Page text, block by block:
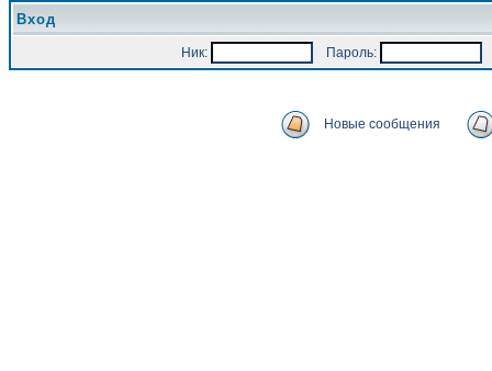
Вход
Ник: Пароль:
Новые сообщения